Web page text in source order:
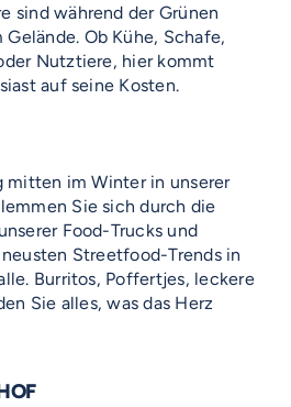
sind während der Grünen
Ob Kühe, Schafe,
Nutztiere, hier kommt
auf seine Kosten.
mitten im Winter in unserer
Sie sich durch die
Food-Trucks und
Streetfood-Trends in
Burritos, Poffertjes, leckere
Sie alles, was das Herz